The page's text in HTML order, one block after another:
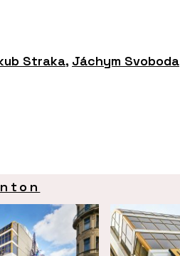
Straka, Jáchym Svoboda